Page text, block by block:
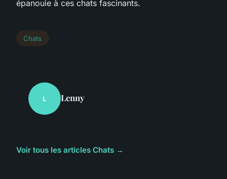
épanouie à ces chats fascinants.
Chats
L Lenny
Voir tous les articles Chats →